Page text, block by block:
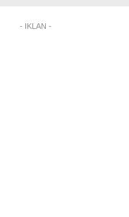
- IKLAN -